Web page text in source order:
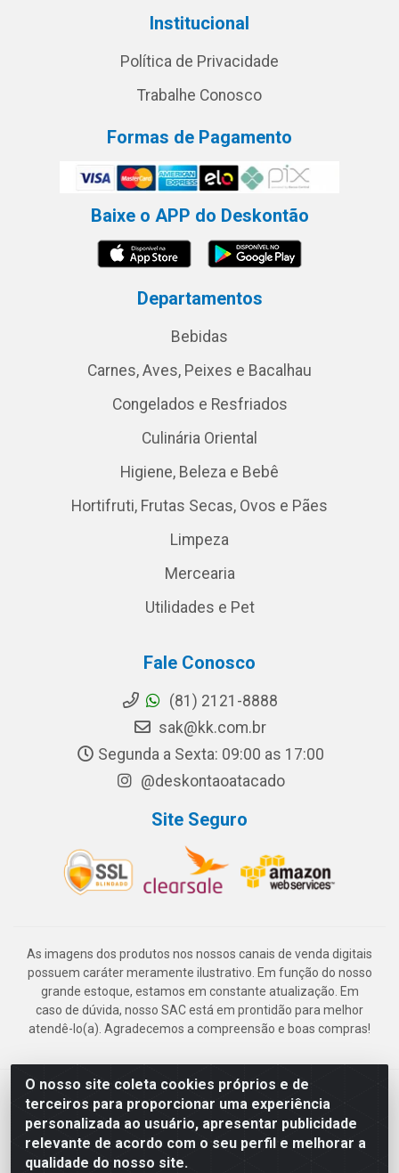
O nosso site coleta cookies próprios e de
terceiros para proporcionar uma experiência
personalizada ao usuário, apresentar publicidade
relevante de acordo com o seu perfil e melhorar a
qualidade do nosso site.
Institucional
Política de Privacidade
Trabalhe Conosco
Formas de Pagamento
Baixe o APP do Deskontão
Departamentos
Bebidas
Carnes, Aves, Peixes e Bacalhau
Congelados e Resfriados
Culinária Oriental
Higiene, Beleza e Bebê
Hortifruti, Frutas Secas, Ovos e Pães
Limpeza
Mercearia
Utilidades e Pet
Fale Conosco
(81) 2121-8888
sak@kk.com.br
Segunda a Sexta: 09:00 as 17:00
@deskontaoatacado
Site Seguro
As imagens dos produtos nos nossos canais de venda digitais
possuem caráter meramente ilustrativo. Em função do nosso
grande estoque, estamos em constante atualização. Em
caso de dúvida, nosso SAC está em prontidão para melhor
atendê-lo(a). Agradecemos a compreensão e boas compras!
Deskontão Atacado - Av. Marechal Mascarenhas de Morais, 2471 -
Imbiribeira - Recife/PE - CEP 51.150-001 - CNPJ 24.150.377/0003-
57